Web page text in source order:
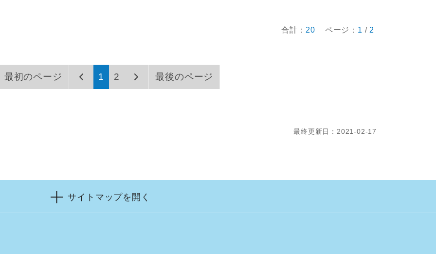
合計： 20 ページ： 1 / 2
最初のページ 1 2 最後のページ
最終更新日：2021-02-17
サイトマップを開く